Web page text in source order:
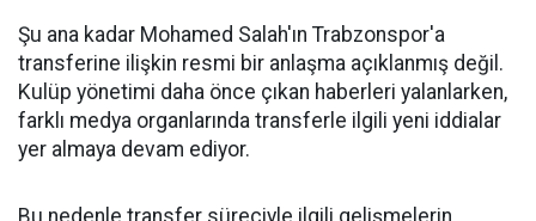
Şu ana kadar Mohamed Salah'ın Trabzonspor'a
transferine ilişkin resmi bir anlaşma açıklanmış değil.
Kulüp yönetimi daha önce çıkan haberleri yalanlarken,
farklı medya organlarında transferle ilgili yeni iddialar
yer almaya devam ediyor.
Bu nedenle transfer süreciyle ilgili gelişmelerin